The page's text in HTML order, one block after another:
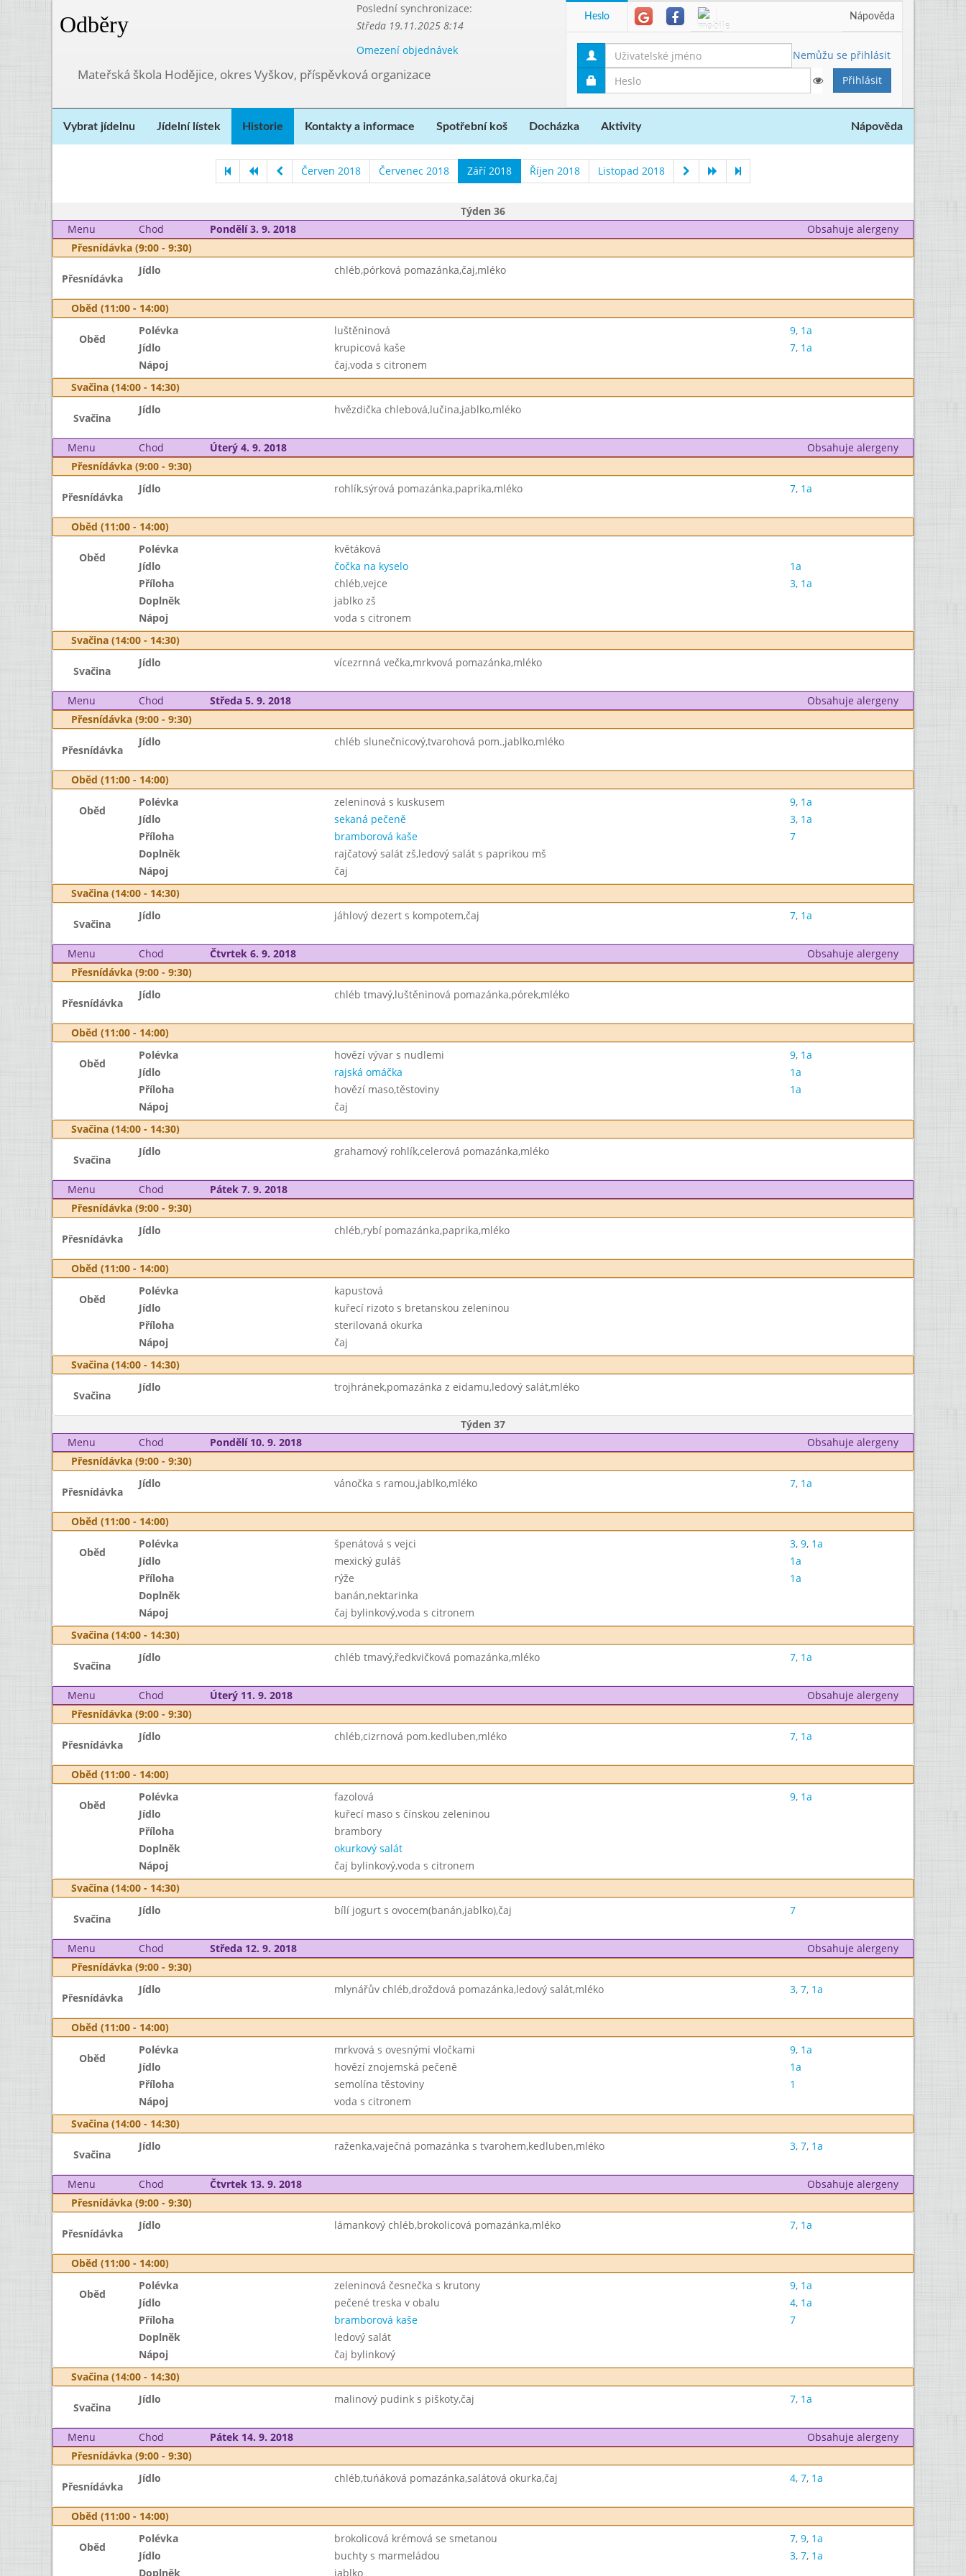
Odběry
Poslední synchronizace:
Středa 19.11.2025 8:14
Omezení objednávek
Mateřská škola Hodějice, okres Vyškov, příspěvková organizace
Heslo Nápověda
Nemůžu se přihlásit
Vybrat jídelnu Jídelní lístek Historie Kontakty a informace Spotřební koš Docházka Aktivity Nápověda
Červen 2018 Červenec 2018 Září 2018 Říjen 2018 Listopad 2018
Týden 36
Menu
Chod Pondělí 3. 9. 2018
Obsahuje alergeny
Přesnídávka (9:00 - 9:30)
Přesnídávka
Jídlo chléb,pórková pomazánka,čaj,mléko
Oběd (11:00 - 14:00)
Oběd
Polévka luštěninová 9, 1a
Jídlo
krupicová kaše 7, 1a
Nápoj
čaj,voda s citronem
Svačina (14:00 - 14:30)
Svačina
Jídlo hvězdička chlebová,lučina,jablko,mléko
Menu Chod Úterý 4. 9. 2018
Obsahuje alergeny
Přesnídávka (9:00 - 9:30)
Přesnídávka
Jídlo rohlík,sýrová pomazánka,paprika,mléko 7, 1a
Oběd (11:00 - 14:00)
Oběd
Polévka
květáková
Jídlo
čočka na kyselo
1a
Příloha
chléb,vejce 3, 1a
Doplněk
jablko zš
Nápoj
voda s citronem
Svačina (14:00 - 14:30)
Svačina
Jídlo vícezrnná večka,mrkvová pomazánka,mléko
Menu Chod Středa 5. 9. 2018
Obsahuje alergeny
Přesnídávka (9:00 - 9:30)
Přesnídávka
Jídlo chléb slunečnicový,tvarohová pom.,jablko,mléko
Oběd (11:00 - 14:00)
Oběd
Polévka zeleninová s kuskusem 9, 1a
Jídlo
sekaná pečeně 3, 1a
Příloha
bramborová kaše
7
Doplněk
rajčatový salát zš,ledový salát s paprikou mš
Nápoj
čaj
Svačina (14:00 - 14:30)
Svačina
Jídlo jáhlový dezert s kompotem,čaj 7, 1a
Menu Chod Čtvrtek 6. 9. 2018
Obsahuje alergeny
Přesnídávka (9:00 - 9:30)
Přesnídávka
Jídlo chléb tmavý,luštěninová pomazánka,pórek,mléko
Oběd (11:00 - 14:00)
Oběd
Polévka hovězí vývar s nudlemi 9, 1a
Jídlo
rajská omáčka
1a
Příloha
hovězí maso,těstoviny
1a
Nápoj
čaj
Svačina (14:00 - 14:30)
Svačina
Jídlo grahamový rohlík,celerová pomazánka,mléko
Menu Chod
Pátek 7. 9. 2018
Přesnídávka (9:00 - 9:30)
Přesnídávka
Jídlo chléb,rybí pomazánka,paprika,mléko
Oběd (11:00 - 14:00)
Oběd
Polévka
kapustová
Jídlo
kuřecí rizoto s bretanskou zeleninou
Příloha
sterilovaná okurka
Nápoj
čaj
Svačina (14:00 - 14:30)
Svačina
Jídlo trojhránek,pomazánka z eidamu,ledový salát,mléko
Týden 37
Menu
Chod Pondělí 10. 9. 2018
Obsahuje alergeny
Přesnídávka (9:00 - 9:30)
Přesnídávka
Jídlo vánočka s ramou,jablko,mléko 7, 1a
Oběd (11:00 - 14:00)
Oběd
Polévka špenátová s vejci 3, 9, 1a
Jídlo
mexický guláš
1a
Příloha
rýže
1a
Doplněk
banán,nektarinka
Nápoj
čaj bylinkový,voda s citronem
Svačina (14:00 - 14:30)
Svačina
Jídlo chléb tmavý,ředkvičková pomazánka,mléko 7, 1a
Menu Chod Úterý 11. 9. 2018
Obsahuje alergeny
Přesnídávka (9:00 - 9:30)
Přesnídávka
Jídlo chléb,cizrnová pom.kedluben,mléko 7, 1a
Oběd (11:00 - 14:00)
Oběd
Polévka fazolová 9, 1a
Jídlo
kuřecí maso s čínskou zeleninou
Příloha
brambory
Doplněk
okurkový salát
Nápoj
čaj bylinkový,voda s citronem
Svačina (14:00 - 14:30)
Svačina
Jídlo bílí jogurt s ovocem(banán,jablko),čaj 7
Menu Chod Středa 12. 9. 2018
Obsahuje alergeny
Přesnídávka (9:00 - 9:30)
Přesnídávka
Jídlo mlynářův chléb,droždová pomazánka,ledový salát,mléko 3, 7, 1a
Oběd (11:00 - 14:00)
Oběd
Polévka mrkvová s ovesnými vločkami 9, 1a
Jídlo
hovězí znojemská pečeně
1a
Příloha
semolína těstoviny
1
Nápoj
voda s citronem
Svačina (14:00 - 14:30)
Svačina
Jídlo raženka,vaječná pomazánka s tvarohem,kedluben,mléko 3, 7, 1a
Menu Chod Čtvrtek 13. 9. 2018
Obsahuje alergeny
Přesnídávka (9:00 - 9:30)
Přesnídávka
Jídlo lámankový chléb,brokolicová pomazánka,mléko 7, 1a
Oběd (11:00 - 14:00)
Oběd
Polévka zeleninová česnečka s krutony 9, 1a
Jídlo
pečené treska v obalu 4, 1a
Příloha
bramborová kaše
7
Doplněk
ledový salát
Nápoj
čaj bylinkový
Svačina (14:00 - 14:30)
Svačina
Jídlo malinový pudink s piškoty,čaj 7, 1a
Menu Chod Pátek 14. 9. 2018
Obsahuje alergeny
Přesnídávka (9:00 - 9:30)
Přesnídávka
Jídlo chléb,tuńáková pomazánka,salátová okurka,čaj 4, 7, 1a
Oběd (11:00 - 14:00)
Oběd
Polévka brokolicová krémová se smetanou 7, 9, 1a
Jídlo
buchty s marmeládou 3, 7, 1a
Doplněk
jablko